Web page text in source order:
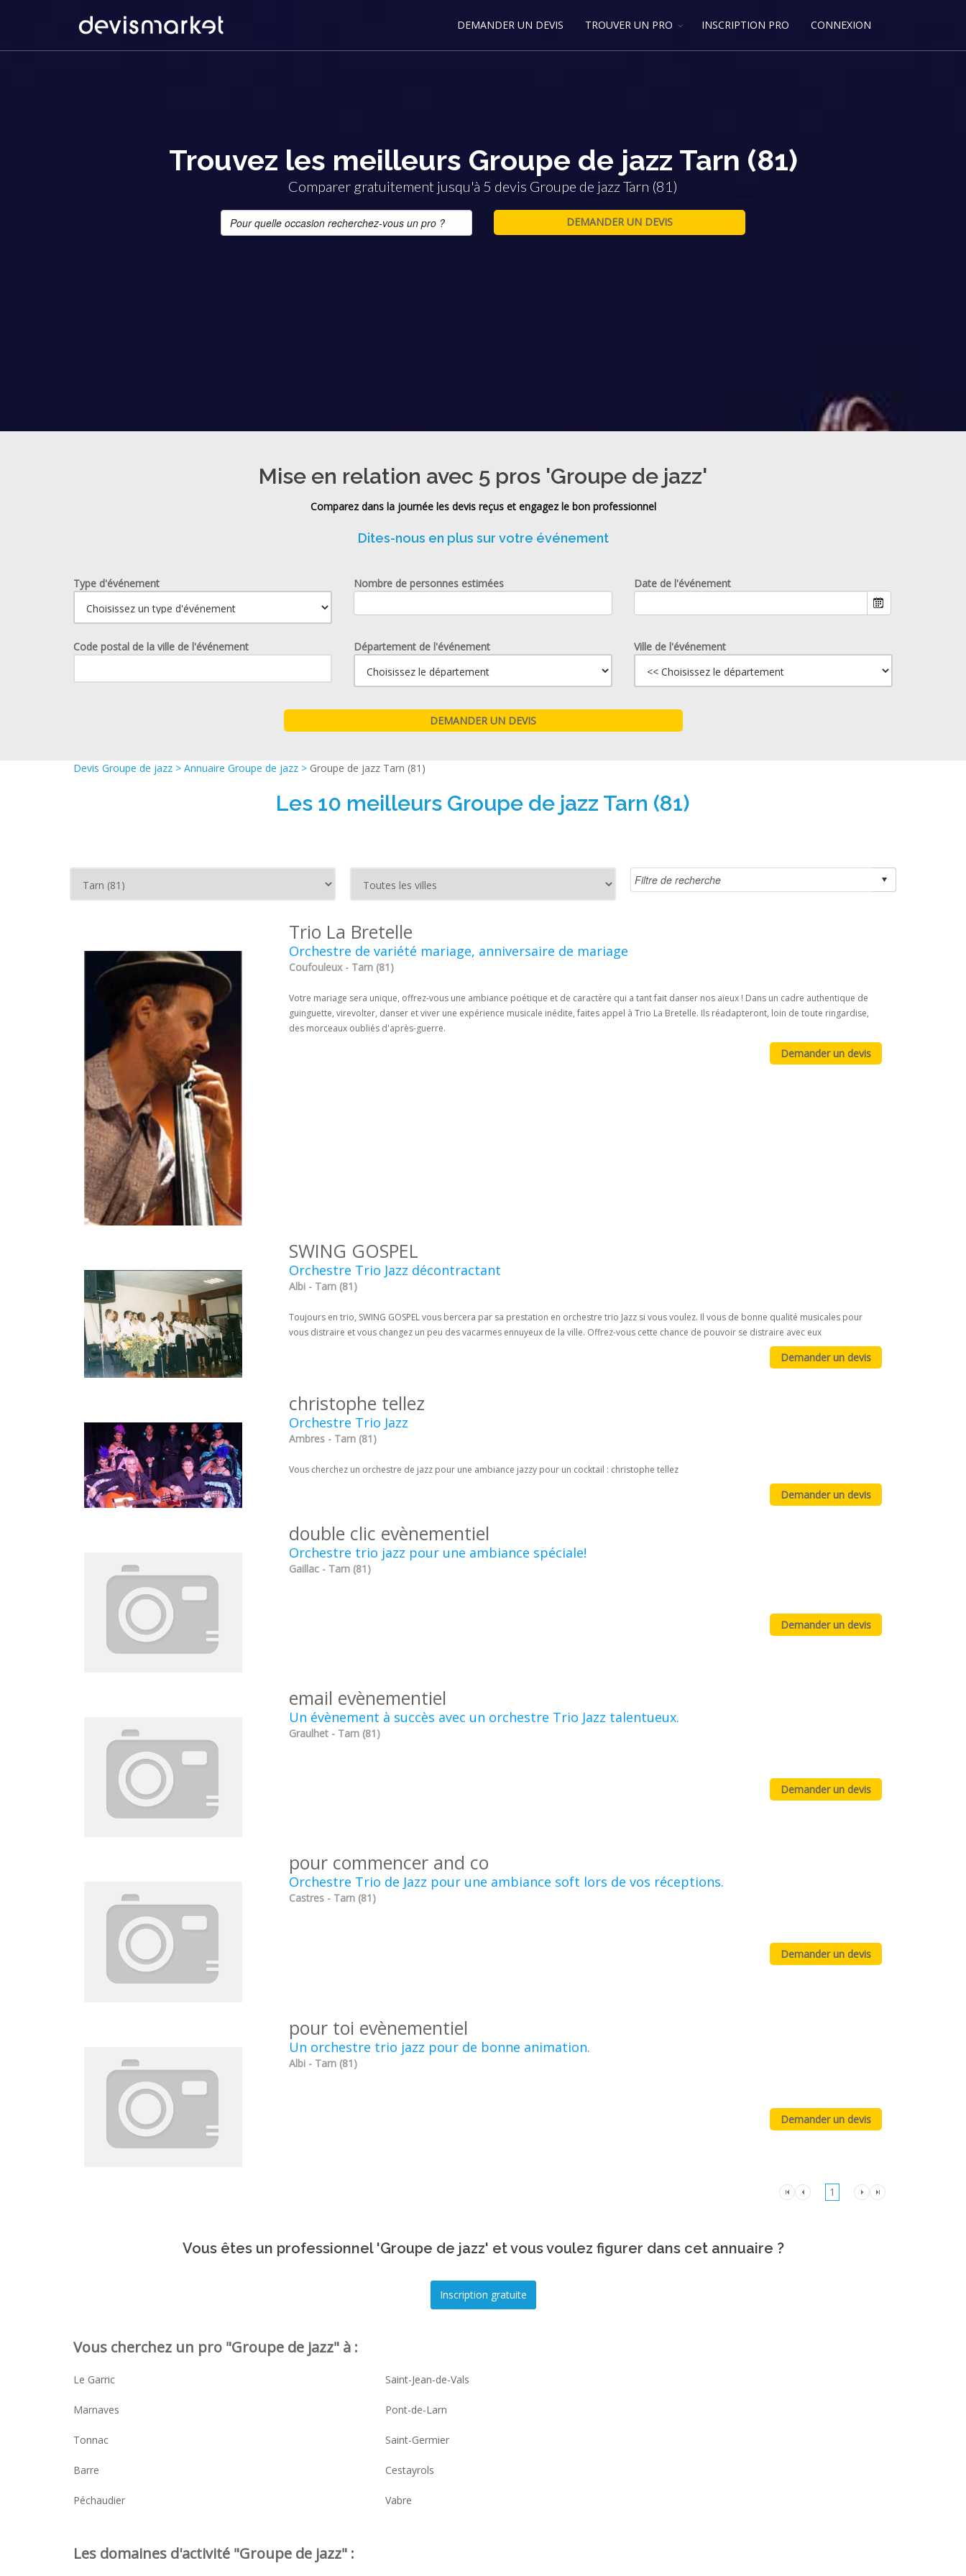
DEMANDER UN DEVIS TROUVER UN PRO INSCRIPTION PRO CONNEXION
Trouvez les meilleurs Groupe de jazz Tarn (81)
Comparer gratuitement jusqu'à 5 devis Groupe de jazz Tarn (81)
Mise en relation avec 5 pros 'Groupe de jazz'
Comparez dans la journée les devis reçus et engagez le bon professionnel
Dites-nous en plus sur votre événement
Type d'événement Nombre de personnes estimées
Date de l'événement
Code postal de la ville de l'événement Département de l'événement Ville de l'événement
Devis Groupe de jazz > Annuaire Groupe de jazz > Groupe de jazz Tarn (81)
Les 10 meilleurs Groupe de jazz Tarn (81)
Trio La Bretelle
Orchestre de variété mariage, anniversaire de mariage
Coufouleux - Tarn (81)
Votre mariage sera unique, offrez-vous une ambiance poétique et de caractère qui a tant fait danser nos aïeux ! Dans un cadre authentique de
guinguette, virevolter, danser et viver une expérience musicale inédite, faites appel à Trio La Bretelle. Ils réadapteront, loin de toute ringardise,
des morceaux oubliés d'après-guerre.
SWING GOSPEL
Orchestre Trio Jazz décontractant
Albi - Tarn (81)
Toujours en trio, SWING GOSPEL vous bercera par sa prestation en orchestre trio Jazz si vous voulez. Il vous de bonne qualité musicales pour
vous distraire et vous changez un peu des vacarmes ennuyeux de la ville. Offrez-vous cette chance de pouvoir se distraire avec eux
christophe tellez
Orchestre Trio Jazz
Ambres - Tarn (81)
Vous cherchez un orchestre de jazz pour une ambiance jazzy pour un cocktail : christophe tellez
double clic evènementiel
Orchestre trio jazz pour une ambiance spéciale!
Gaillac - Tarn (81)
email evènementiel
Un évènement à succès avec un orchestre Trio Jazz talentueux.
Graulhet - Tarn (81)
pour commencer and co
Orchestre Trio de Jazz pour une ambiance soft lors de vos réceptions.
Castres - Tarn (81)
pour toi evènementiel
Un orchestre trio jazz pour de bonne animation.
Albi - Tarn (81)
1
Vous êtes un professionnel 'Groupe de jazz' et vous voulez figurer dans cet annuaire ?
Vous cherchez un pro "Groupe de jazz" à :
Le Garric Saint-Jean-de-Vals
Marnaves Pont-de-Larn
Tonnac Saint-Germier
Barre Cestayrols
Péchaudier Vabre
Les domaines d'activité "Groupe de jazz" :